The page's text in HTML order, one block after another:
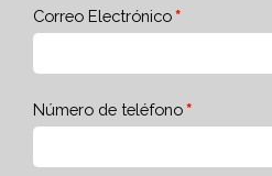
Correo Electrónico
Número de teléfono